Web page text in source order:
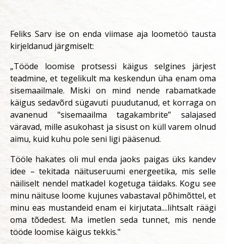
Feliks Sarv ise on enda viimase aja loometöö tausta
kirjeldanud järgmiselt:
„Tööde loomise protsessi käigus selgines järjest
teadmine, et tegelikult ma keskendun üha enam oma
sisemaailmale. Miski on mind nende rabamatkade
käigus sedavõrd sügavuti puudutanud, et korraga on
avanenud "sisemaailma tagakambrite” salajased
väravad, mille asukohast ja sisust on küll varem olnud
aimu, kuid kuhu pole seni ligi pääsenud.
Tööle hakates oli mul enda jaoks paigas üks kandev
idee – tekitada näituseruumi energeetika, mis selle
näiliselt nendel matkadel kogetuga täidaks. Kogu see
minu näituse loome kujunes vabastaval põhimõttel, et
minu eas mustandeid enam ei kirjutata....lihtsalt räägi
oma tõdedest. Ma imetlen seda tunnet, mis nende
tööde loomise käigus tekkis."